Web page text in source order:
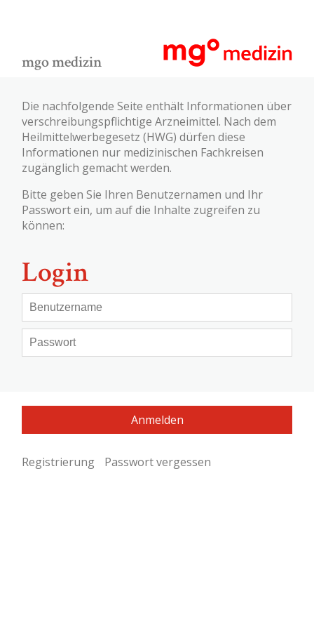
mgo medizin
Die nachfolgende Seite enthält Informationen über
verschreibungspflichtige Arzneimittel. Nach dem
Heilmittelwerbegesetz (HWG) dürfen diese
Informationen nur medizinischen Fachkreisen
zugänglich gemacht werden.
Bitte geben Sie Ihren Benutzernamen und Ihr
Passwort ein, um auf die Inhalte zugreifen zu
können:
Login
Registrierung Passwort vergessen